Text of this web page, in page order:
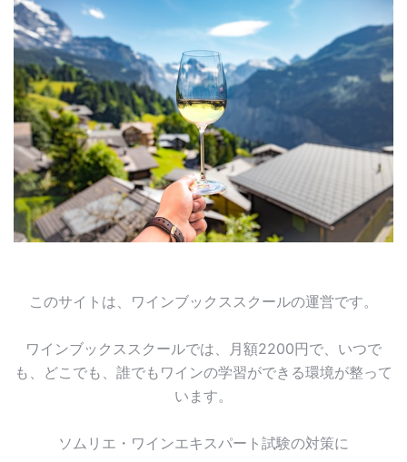
このサイトは、ワインブックススクールの運営です。
ワインブックススクールでは、月額2200円で、いつで
も、どこでも、誰でもワインの学習ができる環境が整って
います。
ソムリエ・ワインエキスパート試験の対策に